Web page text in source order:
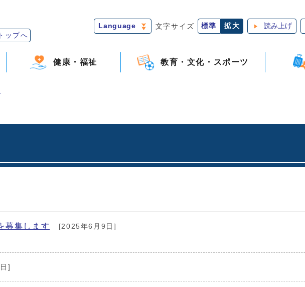
トップへ
Language 文字サイズ 標準 拡大 読み上げ
健康・福祉 教育・文化・スポーツ
募集します
[2025年6月9日]
]